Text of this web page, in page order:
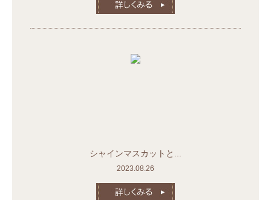
シャインマスカットと...
2023.08.26